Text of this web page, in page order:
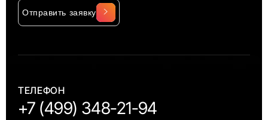
Отправить заявку
ТЕЛЕФОН
+7 (499) 348-21-94